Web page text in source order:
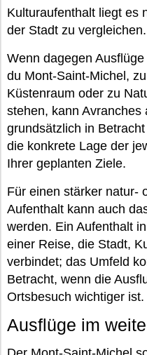
Kulturaufenthalt liegt es
der Stadt zu vergleichen.
Wenn dagegen
du Mont-Saint-Michel,
Küstenraum oder zu
stehen, kann Avranches
grundsätzlich in
die konkrete Lage der
Ihrer geplanten Ziele.
Für einen stärker natur-
Aufenthalt kann auch
werden. Ein Aufenthalt
einer Reise, die Stadt,
verbindet; das Umfeld
Betracht, wenn die
Ortsbesuch wichtiger ist.
Ausflüge im